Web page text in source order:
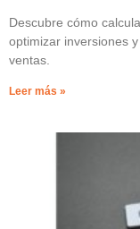
Descubre cómo
optimizar inversiones
ventas.
Leer más »